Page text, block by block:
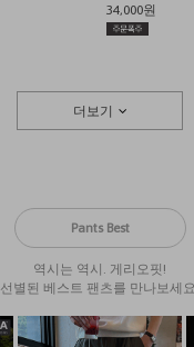
34,000원
더보기
Pants Best
역시는 역시. 게리오핏!
선별된 베스트 팬츠를 만나보세